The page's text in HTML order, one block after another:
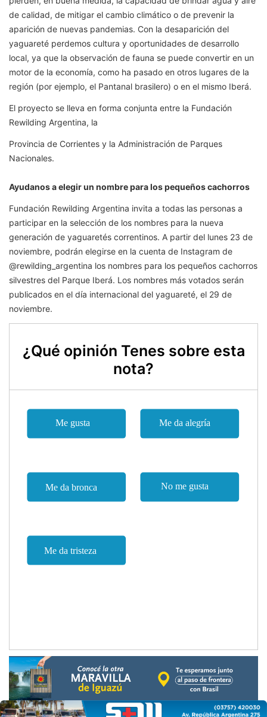
de calidad, de mitigar el cambio climático o de prevenir la
aparición de nuevas pandemias. Con la desaparición del
yaguareté perdemos cultura y oportunidades de desarrollo
local, ya que la observación de fauna se puede convertir en un
motor de la economía, como ha pasado en otros lugares de la
región (por ejemplo, el Pantanal brasilero) o en el mismo Iberá.
El proyecto se lleva en forma conjunta entre la Fundación
Rewilding Argentina, la
Provincia de Corrientes y la Administración de Parques
Nacionales.
Ayudanos a elegir un nombre para los pequeños cachorros
Fundación Rewilding Argentina invita a todas las personas a
participar en la selección de los nombres para la nueva
generación de yaguaretés correntinos. A partir del lunes 23 de
noviembre, podrán elegirse en la cuenta de Instagram de
@rewilding_argentina los nombres para los pequeños cachorros
silvestres del Parque Iberá. Los nombres más votados serán
publicados en el día internacional del yaguareté, el 29 de
noviembre.
¿Qué opinión Tenes sobre esta
nota?